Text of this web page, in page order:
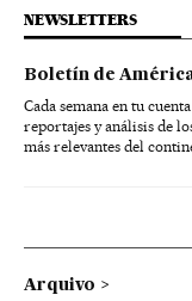
NEWSLETTERS
Boletín de
Cada semana en tu
reportajes y análisis de
más relevantes del
Arquivo